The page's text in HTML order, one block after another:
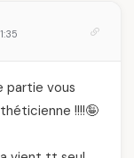
partie vous
!!!!🤪